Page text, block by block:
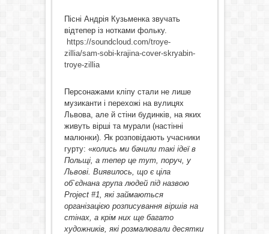
Пісні Андрія Кузьменка звучать
відтепер із нотками фольку.
https://soundcloud.com/troye-
zillia/sam-sobi-krajina-cover-skryabin-
troye-zillia
Персонажами кліпу стали не лише
музиканти і перехожі на вулицях
Львова, але й стіни будинків, на яких
живуть вірші та мурали (настінні
малюнки). Як розповідають учасники
гурту: «колись ми бачили такі ідеї в
Польщі, а тепер це тут, поруч, у
Львові. Виявилось, що є ціла
об`єднана група людей під назвою
Project #1, які займаються
організацією розписування віршів на
стінах, а крім них ще багато
художників, які розмалювали десятки